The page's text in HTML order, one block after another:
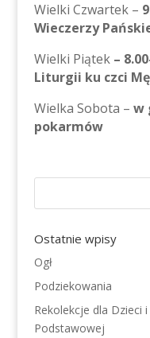
Wielki Czwartek –
Wieczerzy
Wielki Piątek –
Liturgii ku czci
Wielka Sobota – w
pokarmów
Ostatnie wpisy
Ogł
Podziekowania
Rekolekcje dla Dzieci i
Podstawowej